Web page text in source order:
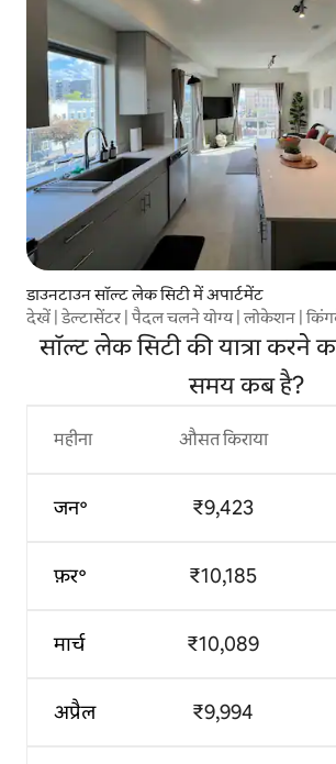
डाउनटाउन सॉल्ट लेक सिटी में अपार्टमेंट
देखें | डेल्टासेंटर | पैदल चलने योग्य | लोकेशन |
सॉल्ट लेक सिटी की यात्रा करने
समय कब है?
महीना
जन॰
फ़र॰
मार्च
अप्रैल
औसत किराया
₹9,423
₹10,185
₹10,089
₹9,994